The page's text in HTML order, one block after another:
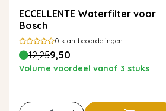
ECCELLENTE Waterfilter voor
Bosch
0 klantbeoordelingen
12,259,50
Volume voordeel vanaf 3 stuks